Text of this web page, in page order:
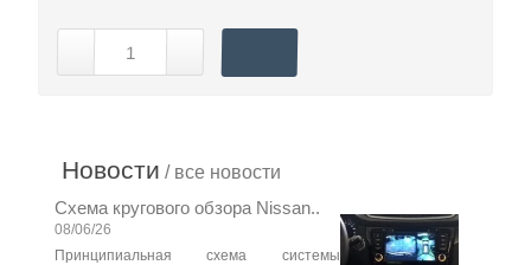
Новости / все новости
Схема кругового обзора Nissan..
08/06/26
Принципиальная схема системы